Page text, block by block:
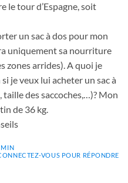
le tour d’Espagne, soit
un sac à dos pour mon
uniquement sa nourriture
zones arrides). A quoi je
je veux lui acheter un sac à
taille des saccoches,…)? Mon
de 36 kg.
MIN
VOUS POUR RÉPONDRE